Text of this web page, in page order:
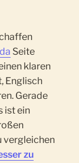
Seite
klaren
Englisch
Gerade
ist ein
vergleichen
zu